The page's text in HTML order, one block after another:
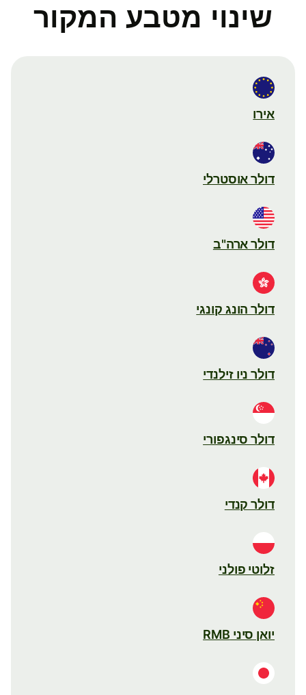
שינוי מטבע המקור
אירו
דולר אוסטרלי
דולר ארה"ב
דולר הונג קונגי
דולר ניו זילנדי
דולר סינגפורי
דולר קנדי
זלוטי פולני
יואן סיני RMB